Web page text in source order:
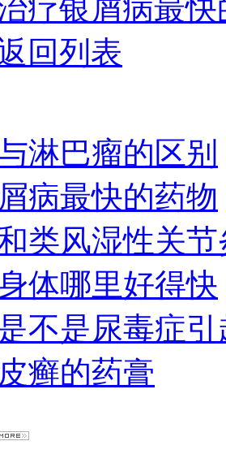
疗银屑病最快
回列表
淋巴瘤的区别
病最快的药物
类风湿性关
体哪里好得快
不是尿毒症引
癣的药膏